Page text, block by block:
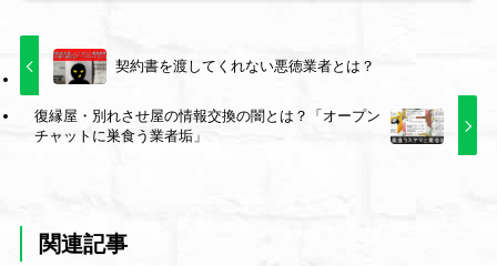
契約書を渡してくれない悪徳業者とは？
復縁屋・別れさせ屋の情報交換の闇とは？「オープン
チャットに巣食う業者垢」
関連記事